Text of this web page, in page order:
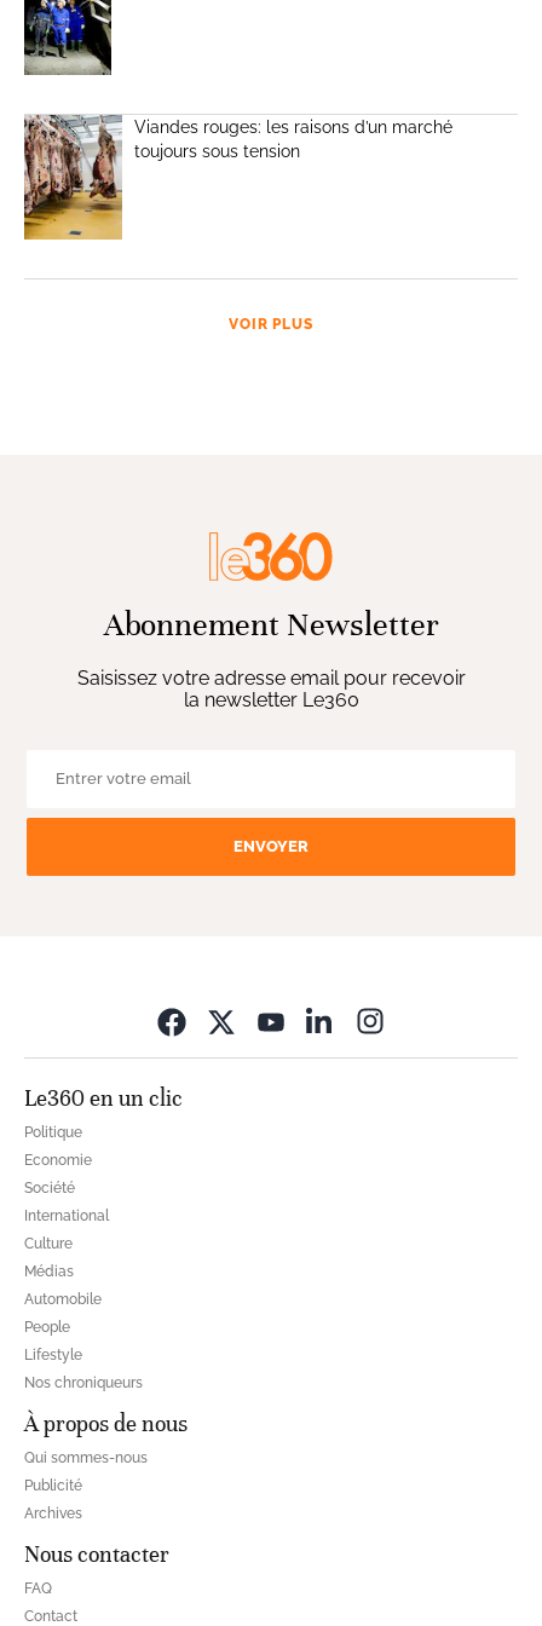
Viandes rouges: les raisons d’un marché
toujours sous tension
VOIR PLUS
Abonnement Newsletter
Saisissez votre adresse email pour recevoir
la newsletter Le360
ENVOYER
Le360 en un clic
Politique
Economie
Société
International
Culture
Médias
Automobile
People
Lifestyle
Nos chroniqueurs
À propos de nous
Qui sommes-nous
Publicité
Archives
Nous contacter
FAQ
Contact